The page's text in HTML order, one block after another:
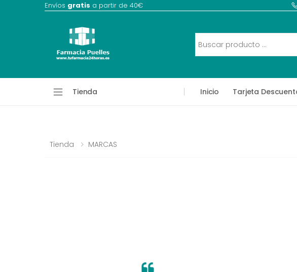
Envíos gratis a partir de 40€
Tienda Inicio Tarjeta
Tienda MARCAS